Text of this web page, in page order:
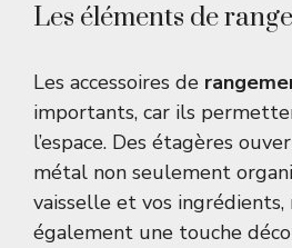
Les éléments de
Les accessoires de
importants, car ils
l’espace. Des étagères
métal non seulement
vaisselle et vos
également une touche